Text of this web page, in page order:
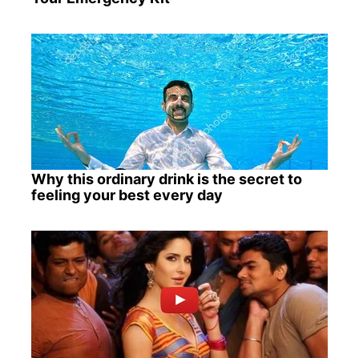
Why this ordinary drink is the secret to
feeling your best every day